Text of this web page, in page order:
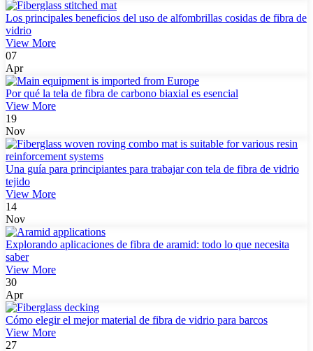
Los principales beneficios del uso de alfombrillas cosidas de fibra de
vidrio
View More
07
Apr
Por qué la tela de fibra de carbono biaxial es esencial
View More
19
Nov
Una guía para principiantes para trabajar con tela de fibra de vidrio
tejido
View More
14
Nov
Explorando aplicaciones de fibra de aramid: todo lo que necesita
saber
View More
30
Apr
Cómo elegir el mejor material de fibra de vidrio para barcos
View More
27